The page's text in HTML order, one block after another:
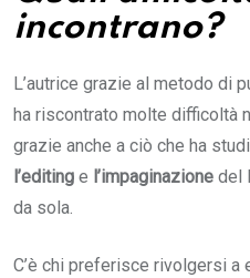
incontrano?
L’autrice grazie al metodo di
ha riscontrato molte difficoltà
grazie anche a ciò che ha
l’editing e l’impaginazione del
da sola.
C’è chi preferisce rivolgersi